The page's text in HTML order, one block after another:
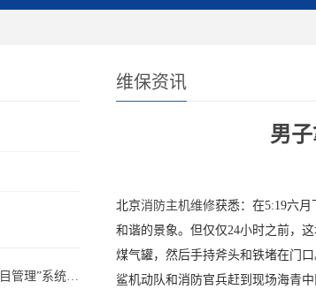
北京消防维保，设施维保项目管理”系统应急启动功能的数量应如何填写？
维保资讯
男
北京消防主机维修获悉：在5:19六
和谐的景象。但仅仅24小时之前，
煤气罐，然后手持斧头和铁堵在门
鲨机动队和消防官兵赶到现场海青